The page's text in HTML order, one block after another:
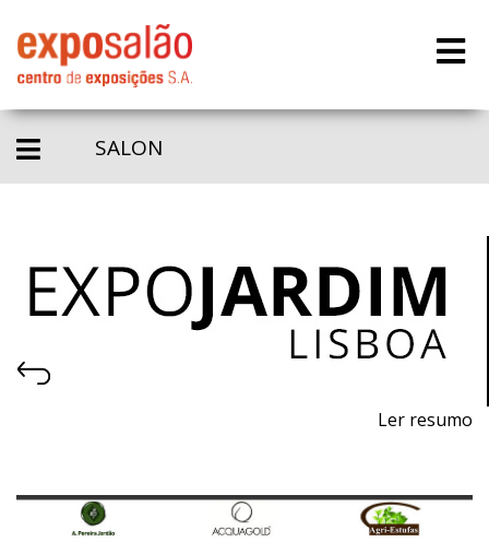
SALON
Ler resumo
6 a 8 Fevereiro 2019